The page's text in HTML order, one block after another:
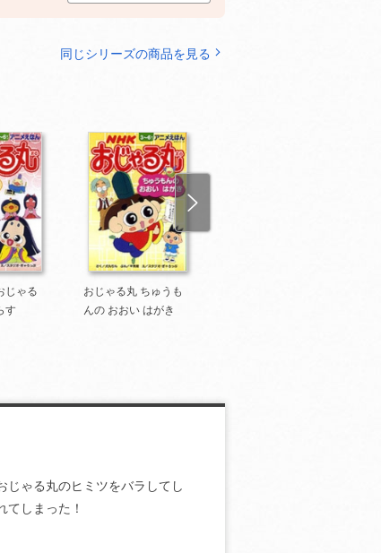
同じシリーズの商品を見る
じゃる
す
おじゃる丸 ちゅうも
んの おおい はがき
じゃる丸のヒミツをバラしてし
てしまった！